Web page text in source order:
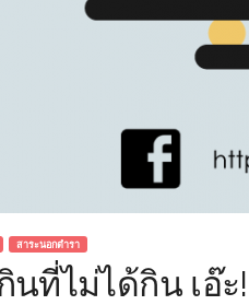
สาระนอกตำรา
นที่ไม่ได้กิน เอ๊